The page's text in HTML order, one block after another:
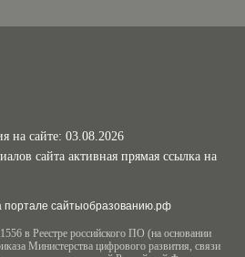
на сайте: 03.08.2026
сайта активная прямая ссылка на
портале сайтыобразованию.рф
в Реестре российского ПО (на основании
Министерства цифрового развития, связи